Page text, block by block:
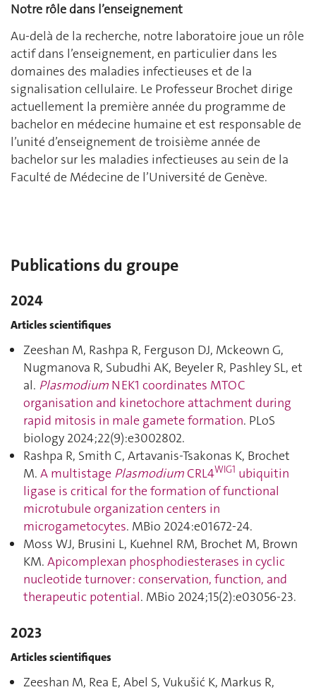
Notre rôle dans l’enseignement
Au-delà de la recherche, notre laboratoire joue un rôle
actif dans l’enseignement, en particulier dans les
domaines des maladies infectieuses et de la
signalisation cellulaire. Le Professeur Brochet dirige
actuellement la première année du programme de
bachelor en médecine humaine et est responsable de
l’unité d’enseignement de troisième année de
bachelor sur les maladies infectieuses au sein de la
Faculté de Médecine de l’Université de Genève.
Publications du groupe
2024
Articles scientifiques
Zeeshan M, Rashpa R, Ferguson DJ, Mckeown G,
Nugmanova R, Subudhi AK, Beyeler R, Pashley SL, et
al. Plasmodium NEK1 coordinates MTOC
organisation and kinetochore attachment during
rapid mitosis in male gamete formation. PLoS
biology 2024;22(9):e3002802.
Rashpa R, Smith C, Artavanis-Tsakonas K, Brochet
M. A multistage Plasmodium CRL4WIG1 ubiquitin
ligase is critical for the formation of functional
microtubule organization centers in
microgametocytes. MBio 2024:e01672‑24.
Moss WJ, Brusini L, Kuehnel RM, Brochet M, Brown
KM. Apicomplexan phosphodiesterases in cyclic
nucleotide turnover : conservation, function, and
therapeutic potential. MBio 2024;15(2):e03056‑23.
2023
Articles scientifiques
Zeeshan M, Rea E, Abel S, Vukušić K, Markus R,